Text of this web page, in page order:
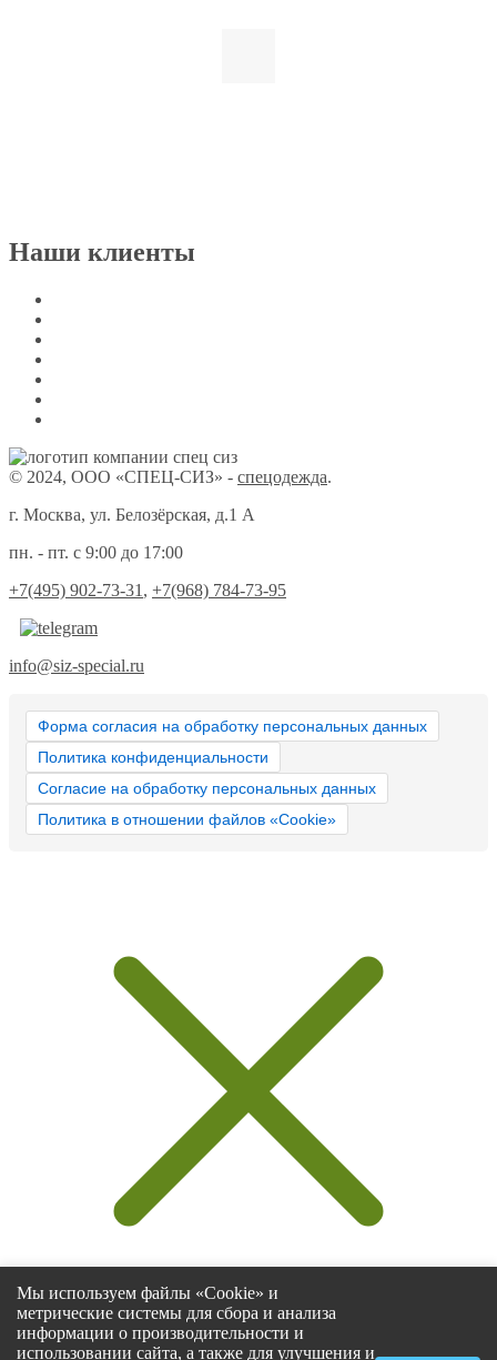
Наши клиенты
© 2024, ООО «СПЕЦ-СИЗ» - спецодежда.
г. Москва, ул. Белозёрская, д.1 А
пн. - пт. с 9:00 до 17:00
+7(495) 902-73-31 , +7(968) 784-73-95
info@siz-special.ru
Форма согласия на обработку персональных данных
Политика конфиденциальности
Согласие на обработку персональных данных
Политика в отношении файлов «Cookie»
Мы используем файлы «Cookie» и
метрические системы для сбора и анализа
информации о производительности и
использовании сайта, а также для улучшения и